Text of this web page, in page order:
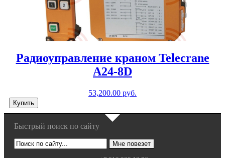
Радиоуправление краном Telecrane
A24-8D
53,200.00 руб.
Купить
Быстрый поиск по сайту